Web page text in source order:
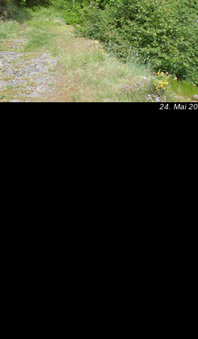
24. Mai